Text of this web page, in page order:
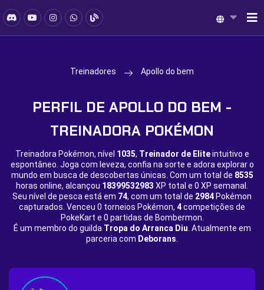
Treinadores Apollo do bem
PERFIL DE APOLLO DO BEM -
TREINADORA POKÉMON
Treinadora Pokémon, nível 1035, Treinador de Eliteintuitivo e
espontâneo. Joga com leveza, confia na sorte e adora explorar o
mundo em busca de descobertas únicas. Com um total de 8535
horas online, alcançou 18399532983 XP total e 0 XP semanal.
Seu nível de pesca está em 74, com um total de 2984 Pokémon
capturados. Venceu 0 torneios Pokémon, 4competições de
PokeKart e 0 partidas de Bombermon.
É um membro do guilda Tropa do Arranca Diu . Atualmente em
parceria com Deborans